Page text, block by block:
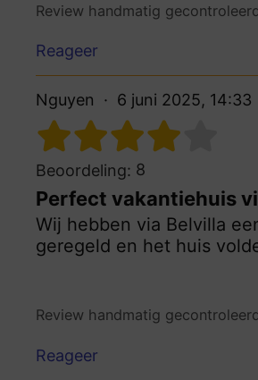
Review handmatig
Reageer
Nguyen 6 juni 2025, 14:33
Beoordeling: 8
Perfect vakantiehuis
Wij hebben via Belvilla
geregeld en het huis
Review handmatig
Reageer